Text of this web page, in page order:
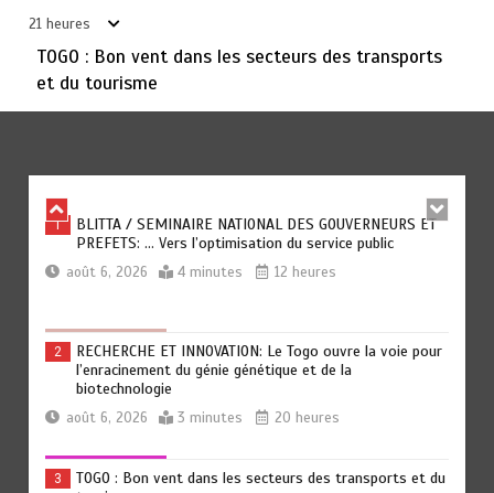
21 heures
TOGO : Bon vent dans les secteurs des transports
et du tourisme
1
BLITTA / SEMINAIRE NATIONAL DES GOUVERNEURS ET
PREFETS: … Vers l’optimisation du service public
août 6, 2026 4 minutes 12 heures
2
RECHERCHE ET INNOVATION: Le Togo ouvre la voie pour
l’enracinement du génie génétique et de la
biotechnologie
août 6, 2026 3 minutes 20 heures
3
TOGO : Bon vent dans les secteurs des transports et du